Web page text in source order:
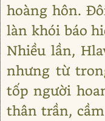
hoàng hôn.
làn khói báo
Nhiều lần,
nhưng từ
tốp người
thân trần,